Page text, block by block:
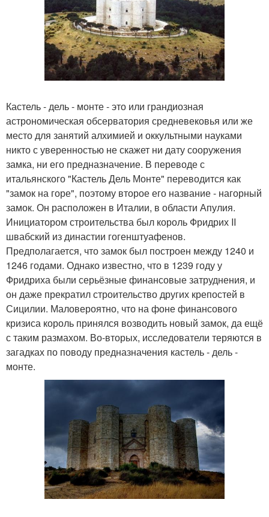
Кастель - дель - монте - это или грандиозная
астрономическая обсерватория средневековья или же
место для занятий алхимией и оккультными науками
никто с уверенностью не скажет ни дату сооружения
замка, ни его предназначение. В переводе с
итальянского "Кастель Дель Монте" переводится как
"замок на горе", поэтому второе его название - нагорный
замок. Он расположен в Италии, в области Апулия.
Инициатором строительства был король Фридрих II
швабский из династии гогенштуафенов.
Предполагается, что замок был построен между 1240 и
1246 годами. Однако известно, что в 1239 году у
Фридриха были серьёзные финансовые затруднения, и
он даже прекратил строительство других крепостей в
Сицилии. Маловероятно, что на фоне финансового
кризиса король принялся возводить новый замок, да ещё
с таким размахом. Во-вторых, исследователи теряются в
загадках по поводу предназначения кастель - дель -
монте.